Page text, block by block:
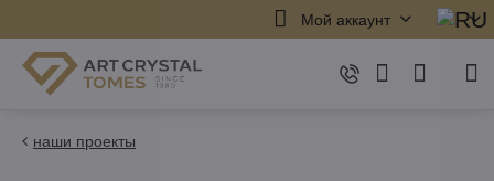
Мой аккаунт
наши проекты